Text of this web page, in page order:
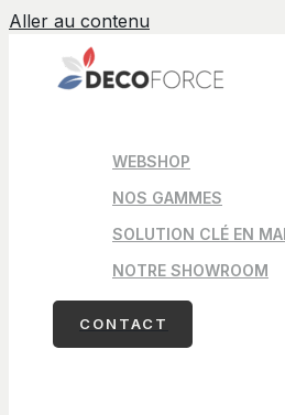
Aller au contenu
WEBSHOP
NOS GAMMES
SOLUTION CLÉ EN
NOTRE SHOWROOM
CONTACT